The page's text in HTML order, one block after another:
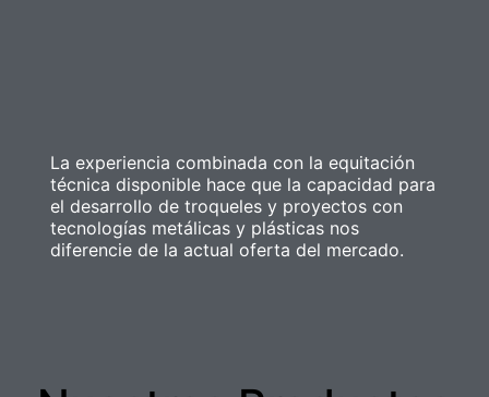
La experiencia combinada con la equitación
técnica disponible hace que la capacidad para
el desarrollo de troqueles y proyectos con
tecnologías metálicas y plásticas nos
diferencie de la actual oferta del mercado.